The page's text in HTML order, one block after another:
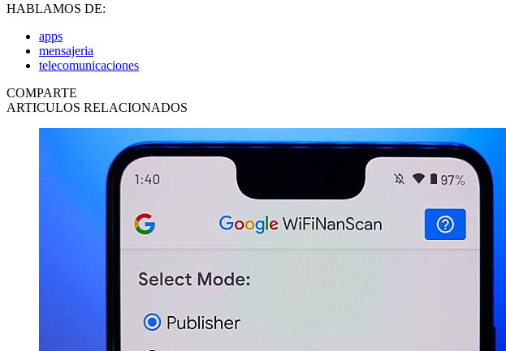
HABLAMOS DE:
apps
mensajeria
telecomunicaciones
COMPARTE
ARTICULOS RELACIONADOS